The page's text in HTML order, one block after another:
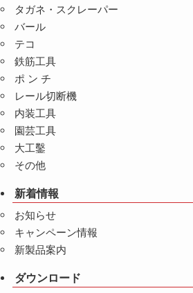
タガネ・スクレーパー
バール
テコ
鉄筋工具
ポ ン チ
レール切断機
内装工具
園芸工具
大工鑿
その他
新着情報
お知らせ
キャンペーン情報
新製品案内
ダウンロード